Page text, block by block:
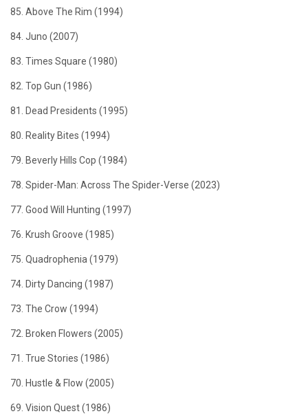
85. Above The Rim (1994)
84. Juno (2007)
83. Times Square (1980)
82. Top Gun (1986)
81. Dead Presidents (1995)
80. Reality Bites (1994)
79. Beverly Hills Cop (1984)
78. Spider-Man: Across The Spider-Verse (2023)
77. Good Will Hunting (1997)
76. Krush Groove (1985)
75. Quadrophenia (1979)
74. Dirty Dancing (1987)
73. The Crow (1994)
72. Broken Flowers (2005)
71. True Stories (1986)
70. Hustle & Flow (2005)
69. Vision Quest (1986)